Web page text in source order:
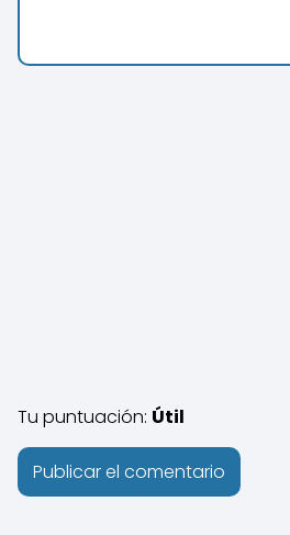
Tu puntuación: Útil